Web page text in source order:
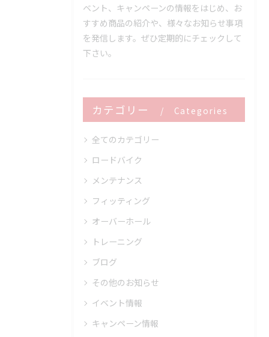
ベント、キャンペーンの情報をはじめ、お
すすめ商品の紹介や、様々なお知らせ事項
を発信します。ぜひ定期的にチェックして
下さい。
カテゴリー Categories
全てのカテゴリー
ロードバイク
メンテナンス
フィッティング
オーバーホール
トレーニング
ブログ
その他のお知らせ
イベント情報
キャンペーン情報